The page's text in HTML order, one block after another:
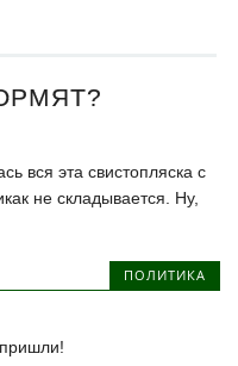
вся эта свистопляска с
не складывается. Ну,
ПОЛИТИКА